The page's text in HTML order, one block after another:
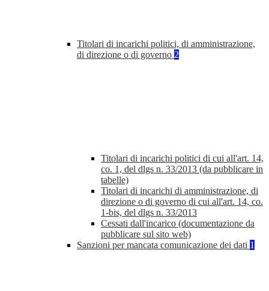
Titolari di incarichi politici, di amministrazione,
di direzione o di governo 2
Titolari di incarichi politici di cui all'art. 14,
co. 1, del dlgs n. 33/2013 (da pubblicare in
tabelle)
Titolari di incarichi di amministrazione, di
direzione o di governo di cui all'art. 14, co.
1-bis, del dlgs n. 33/2013
Cessati dall'incarico (documentazione da
pubblicare sul sito web)
Sanzioni per mancata comunicazione dei dati 1